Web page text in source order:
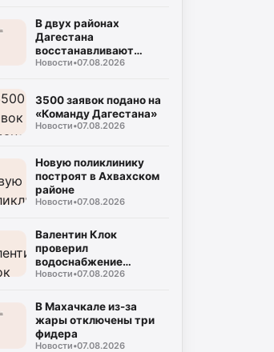
В двух районах
Дагестана
восстанавливают
дороги после ливней
Новости•07.08.2026
3500 заявок подано на
«Команду Дагестана»
Новости•07.08.2026
Новую поликлинику
построят в Ахвахском
районе
Новости•07.08.2026
Валентин Клок
проверил
водоснабжение
Буйнакска
Новости•07.08.2026
В Махачкале из-за
жары отключены три
фидера
Новости•07.08.2026